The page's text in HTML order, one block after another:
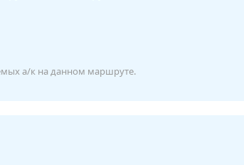
а/к на данном маршруте.